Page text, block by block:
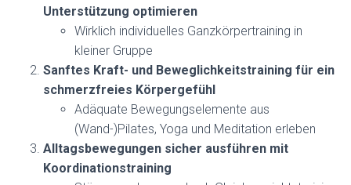
Unterstützung optimieren
Wirklich individuelles Ganzkörpertraining in
kleiner Gruppe
Sanftes Kraft- und Beweglichkeitstraining für ein
schmerzfreies Körpergefühl
Adäquate Bewegungselemente aus
(Wand-)Pilates, Yoga und Meditation erleben
Alltagsbewegungen sicher ausführen mit
Koordinationstraining